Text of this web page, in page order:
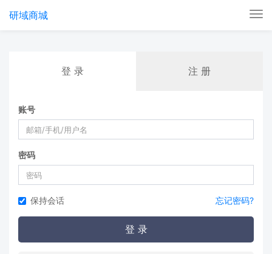
研域商城
登 录 注 册
账号
密码
保持会话 忘记密码?
登 录